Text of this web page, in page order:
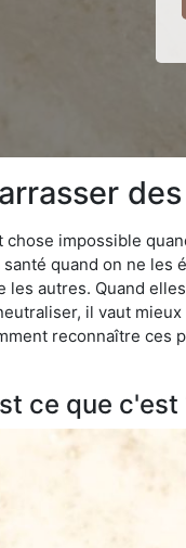
impossible
quand on ne
autres. Quand
il vaut mieux
reconnaître
ce que c'est